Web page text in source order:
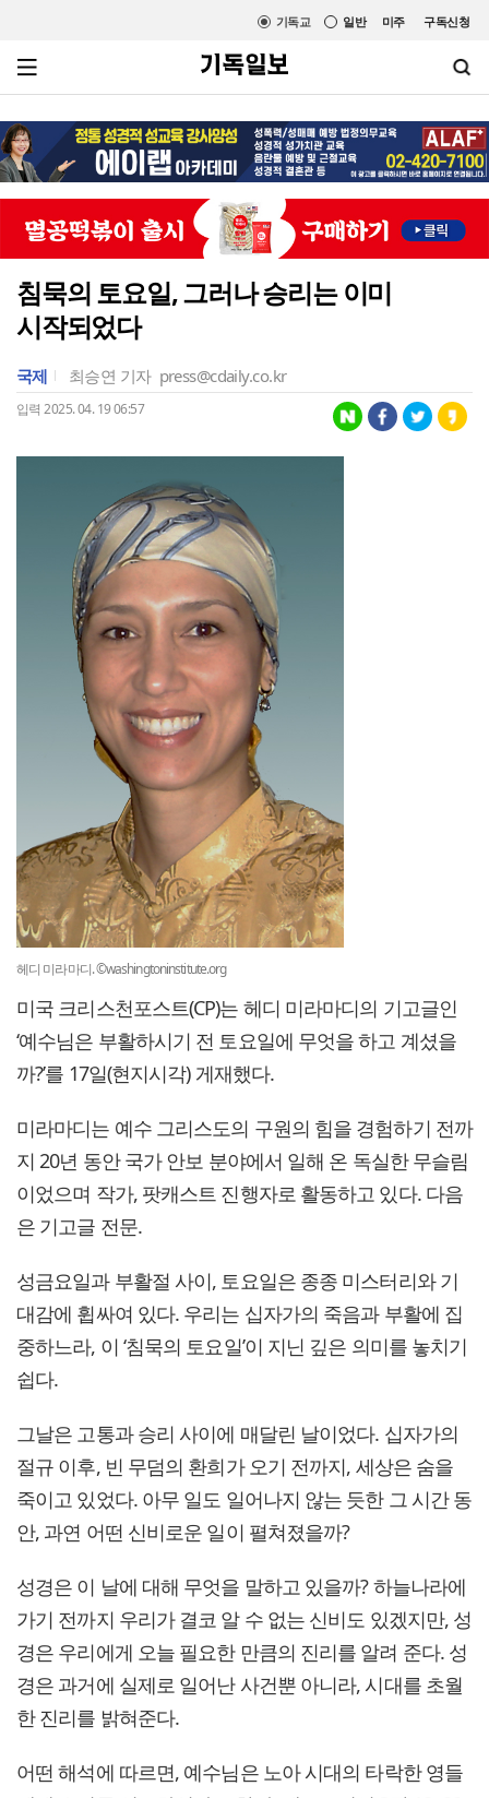
미주 구독신청
일반
기독교
침묵의 토요일, 그러나 승리는 이미
시작되었다
국제 최승연 기자 press@cdaily.co.kr
입력 2025. 04. 19 06:57
헤디 미라마디. ©washingtoninstitute.org
미국 크리스천포스트(CP)는 헤디 미라마디의 기고글인
‘예수님은 부활하시기 전 토요일에 무엇을 하고 계셨을
까?’를 17일(현지시각) 게재했다.
미라마디는 예수 그리스도의 구원의 힘을 경험하기 전까
지 20년 동안 국가 안보 분야에서 일해 온 독실한 무슬림
이었으며 작가, 팟캐스트 진행자로 활동하고 있다. 다음
은 기고글 전문.
성금요일과 부활절 사이, 토요일은 종종 미스터리와 기
대감에 휩싸여 있다. 우리는 십자가의 죽음과 부활에 집
중하느라, 이 ‘침묵의 토요일’이 지닌 깊은 의미를 놓치기
쉽다.
그날은 고통과 승리 사이에 매달린 날이었다. 십자가의
절규 이후, 빈 무덤의 환희가 오기 전까지, 세상은 숨을
죽이고 있었다. 아무 일도 일어나지 않는 듯한 그 시간 동
안, 과연 어떤 신비로운 일이 펼쳐졌을까?
성경은 이 날에 대해 무엇을 말하고 있을까? 하늘나라에
가기 전까지 우리가 결코 알 수 없는 신비도 있겠지만, 성
경은 우리에게 오늘 필요한 만큼의 진리를 알려 준다. 성
경은 과거에 실제로 일어난 사건뿐 아니라, 시대를 초월
한 진리를 밝혀준다.
어떤 해석에 따르면, 예수님은 노아 시대의 타락한 영들